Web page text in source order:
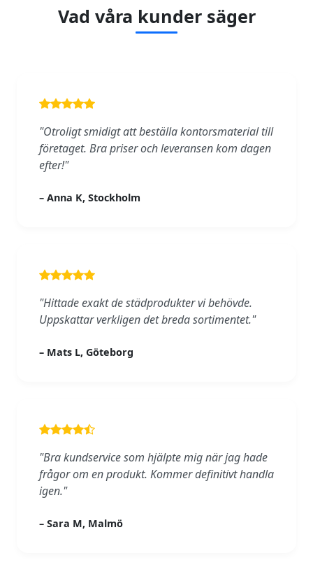
Vad våra kunder säger
"Otroligt smidigt att beställa kontorsmaterial till
företaget. Bra priser och leveransen kom dagen
efter!"
– Anna K, Stockholm
"Hittade exakt de städprodukter vi behövde.
Uppskattar verkligen det breda sortimentet."
– Mats L, Göteborg
"Bra kundservice som hjälpte mig när jag hade
frågor om en produkt. Kommer definitivt handla
igen."
– Sara M, Malmö